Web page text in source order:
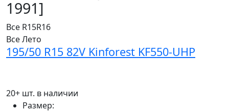
1991]
Все R15R16
ВсеЛето
195/50 R15 82V Kinforest KF550-UHP
20+ шт. в наличии
Размер: